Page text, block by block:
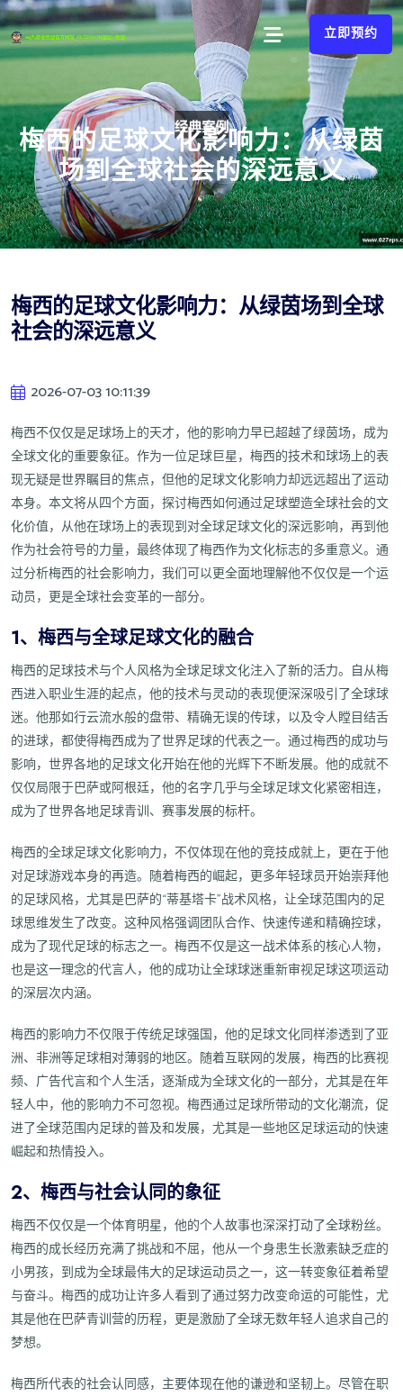
立即预约
梅西的足球文化影响力：从绿茵
场到全球社会的深远意义
梅西的足球文化影响力：从绿茵场到全球
社会的深远意义
2026-07-03 10:11:39
梅西不仅仅是足球场上的天才，他的影响力早已超越了绿茵场，成为
全球文化的重要象征。作为一位足球巨星，梅西的技术和球场上的表
现无疑是世界瞩目的焦点，但他的足球文化影响力却远远超出了运动
本身。本文将从四个方面，探讨梅西如何通过足球塑造全球社会的文
化价值，从他在球场上的表现到对全球足球文化的深远影响，再到他
作为社会符号的力量，最终体现了梅西作为文化标志的多重意义。通
过分析梅西的社会影响力，我们可以更全面地理解他不仅仅是一个运
动员，更是全球社会变革的一部分。
1、梅西与全球足球文化的融合
梅西的足球技术与个人风格为全球足球文化注入了新的活力。自从梅
西进入职业生涯的起点，他的技术与灵动的表现便深深吸引了全球球
迷。他那如行云流水般的盘带、精确无误的传球，以及令人瞠目结舌
的进球，都使得梅西成为了世界足球的代表之一。通过梅西的成功与
影响，世界各地的足球文化开始在他的光辉下不断发展。他的成就不
仅仅局限于巴萨或阿根廷，他的名字几乎与全球足球文化紧密相连，
成为了世界各地足球青训、赛事发展的标杆。
梅西的全球足球文化影响力，不仅体现在他的竞技成就上，更在于他
对足球游戏本身的再造。随着梅西的崛起，更多年轻球员开始崇拜他
的足球风格，尤其是巴萨的“蒂基塔卡”战术风格，让全球范围内的足
球思维发生了改变。这种风格强调团队合作、快速传递和精确控球，
成为了现代足球的标志之一。梅西不仅是这一战术体系的核心人物，
也是这一理念的代言人，他的成功让全球球迷重新审视足球这项运动
的深层次内涵。
梅西的影响力不仅限于传统足球强国，他的足球文化同样渗透到了亚
洲、非洲等足球相对薄弱的地区。随着互联网的发展，梅西的比赛视
频、广告代言和个人生活，逐渐成为全球文化的一部分，尤其是在年
轻人中，他的影响力不可忽视。梅西通过足球所带动的文化潮流，促
进了全球范围内足球的普及和发展，尤其是一些地区足球运动的快速
崛起和热情投入。
2、梅西与社会认同的象征
梅西不仅仅是一个体育明星，他的个人故事也深深打动了全球粉丝。
梅西的成长经历充满了挑战和不屈，他从一个身患生长激素缺乏症的
小男孩，到成为全球最伟大的足球运动员之一，这一转变象征着希望
与奋斗。梅西的成功让许多人看到了通过努力改变命运的可能性，尤
其是他在巴萨青训营的历程，更是激励了全球无数年轻人追求自己的
梦想。
梅西所代表的社会认同感，主要体现在他的谦逊和坚韧上。尽管在职